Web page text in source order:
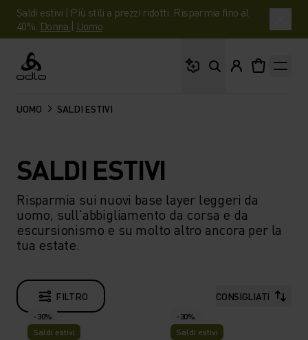
Saldi estivi | Più stili a prezzi ridotti. Risparmia fino al
40%. Donna | Uomo
Odlo
UOMO SALDI ESTIVI
SALDI ESTIVI
Risparmia sui nuovi base layer leggeri da
uomo, sull'abbigliamento da corsa e da
escursionismo e su molto altro ancora per la
tua estate.
FILTRO CONSIGLIATI
-30%
Saldi estivi
-30%
Saldi estivi